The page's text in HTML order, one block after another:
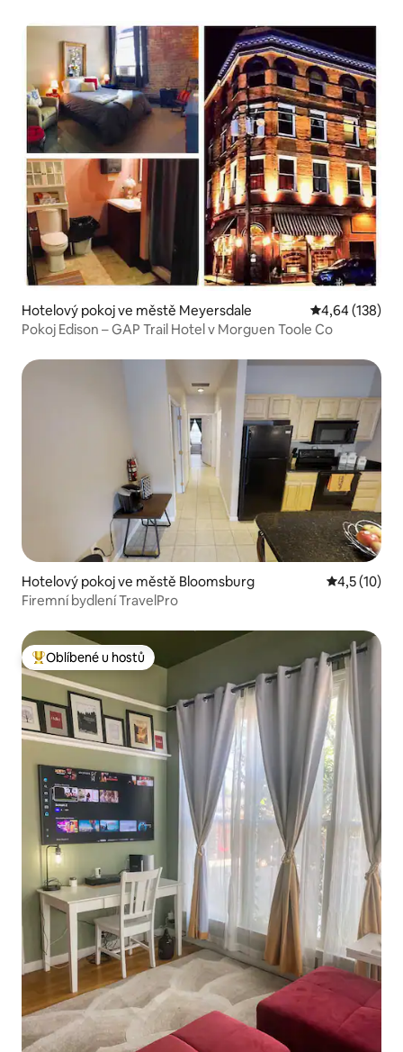
Hotelový pokoj ve městě Meyersdale Průměrné
4,64 (138)
Pokoj Edison – GAP Trail Hotel v Morguen Toole Co
Hotelový pokoj ve městě Bloomsburg Průměrné
4,5 (10)
Firemní bydlení TravelPro
Nejlepší v kategorii Oblíbené u hostů
Oblíbené u hostů